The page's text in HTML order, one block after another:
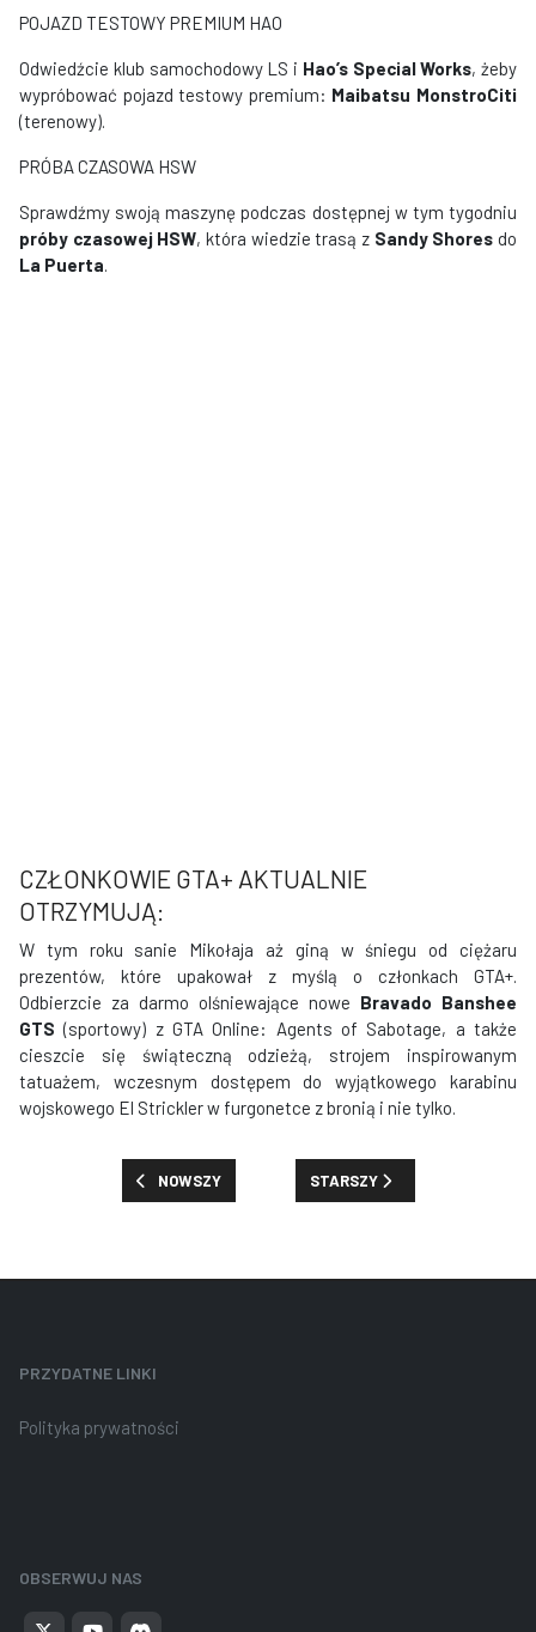
POJAZD TESTOWY PREMIUM HAO
Odwiedźcie klub samochodowy LS i Hao’s Special Works, żeby
wypróbować pojazd testowy premium: Maibatsu MonstroCiti
(terenowy).
PRÓBA CZASOWA HSW
Sprawdźmy swoją maszynę podczas dostępnej w tym tygodniu
próby czasowej HSW, która wiedzie trasą z Sandy Shores do
La Puerta.
CZŁONKOWIE GTA+ AKTUALNIE
OTRZYMUJĄ:
W tym roku sanie Mikołaja aż giną w śniegu od ciężaru
prezentów, które upakował z myślą o członkach GTA+.
Odbierzcie za darmo olśniewające nowe Bravado Banshee
GTS (sportowy) z GTA Online: Agents of Sabotage, a także
cieszcie się świąteczną odzieżą, strojem inspirowanym
tatuażem, wczesnym dostępem do wyjątkowego karabinu
wojskowego El Strickler w furgonetce z bronią i nie tylko.
POPRZEDNIA STRONA: NOWOŚCI, PREMIE I ZNIŻKI:
NOWSZY NASTĘPNA STRONA:
STARSZY
PRZYDATNE LINKI
Polityka prywatności
OBSERWUJ NAS